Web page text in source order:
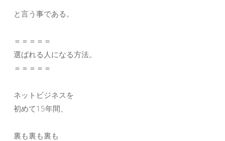
と言う事である。
＝＝＝＝＝
選ばれる人になる方法。
＝＝＝＝＝
ネットビジネスを
初めて15年間、
裏も裏も裏も